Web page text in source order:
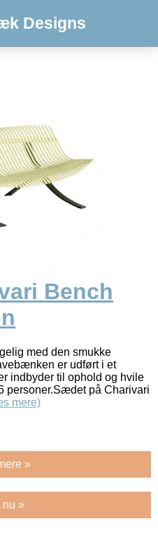
Designs
Bench
med den smukke
er udført i et
indbyder til ophold og hvile
personer.Sædet på Charivari
mere)
»
nu »